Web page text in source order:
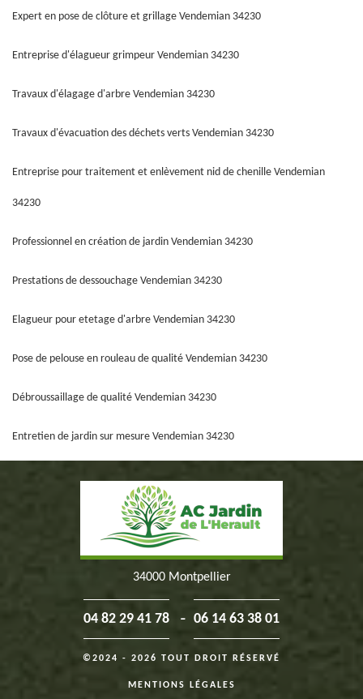
Expert en pose de clôture et grillage Vendemian 34230
Entreprise d'élagueur grimpeur Vendemian 34230
Travaux d'élagage d'arbre Vendemian 34230
Travaux d'évacuation des déchets verts Vendemian 34230
Entreprise pour traitement et enlèvement nid de chenille Vendemian
34230
Professionnel en création de jardin Vendemian 34230
Prestations de dessouchage Vendemian 34230
Elagueur pour etetage d'arbre Vendemian 34230
Pose de pelouse en rouleau de qualité Vendemian 34230
Débroussaillage de qualité Vendemian 34230
Entretien de jardin sur mesure Vendemian 34230
34000 Montpellier
04 82 29 41 78 - 06 14 63 38 01
©2024 - 2026 TOUT DROIT RÉSERVÉ
MENTIONS LÉGALES